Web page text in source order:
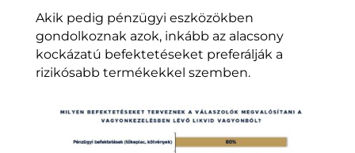
Akik pedig pénzügyi eszközökben
gondolkoznak azok, inkább az alacsony
kockázatú befektetéseket preferálják a
rizikósabb termékekkel szemben.